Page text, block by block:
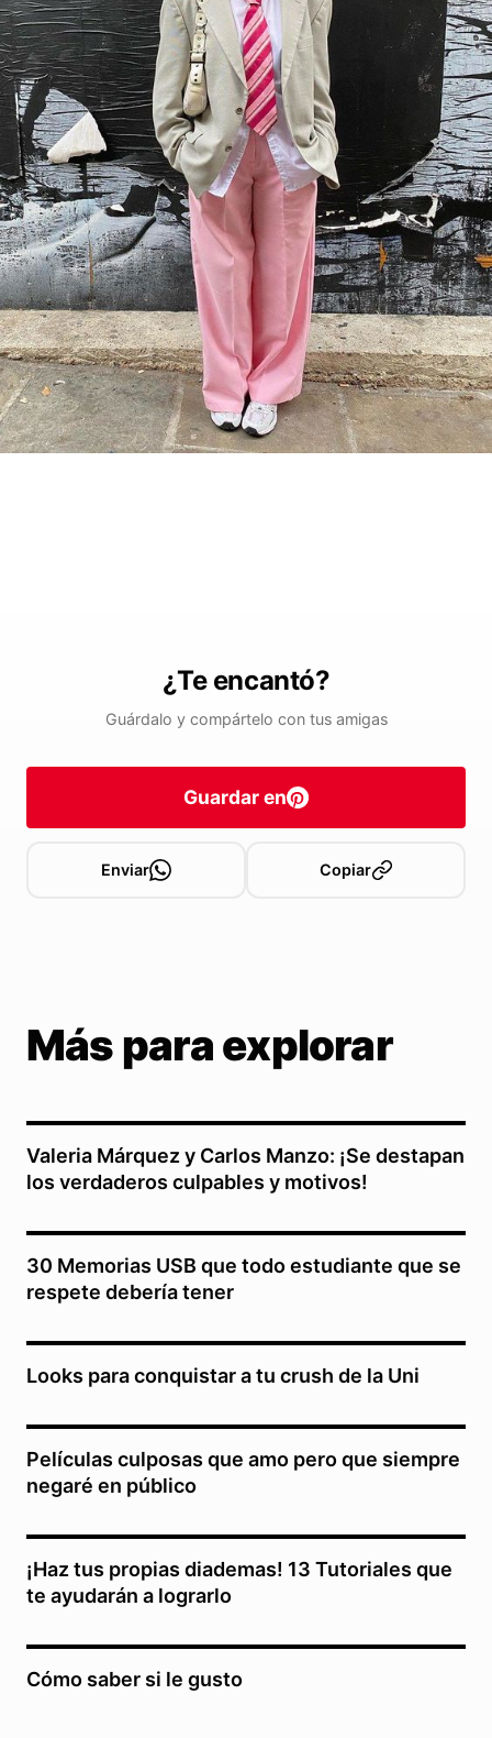
¿Te encantó?
Guárdalo y compártelo con tus amigas
Guardar en
Enviar Copiar
Más para explorar
Valeria Márquez y Carlos Manzo: ¡Se destapan
los verdaderos culpables y motivos!
30 Memorias USB que todo estudiante que se
respete debería tener
Looks para conquistar a tu crush de la Uni
Películas culposas que amo pero que siempre
negaré en público
¡Haz tus propias diademas! 13 Tutoriales que
te ayudarán a lograrlo
Cómo saber si le gusto